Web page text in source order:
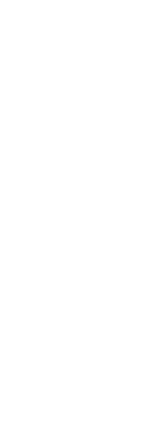
Sie
aus der Ferne
senken.